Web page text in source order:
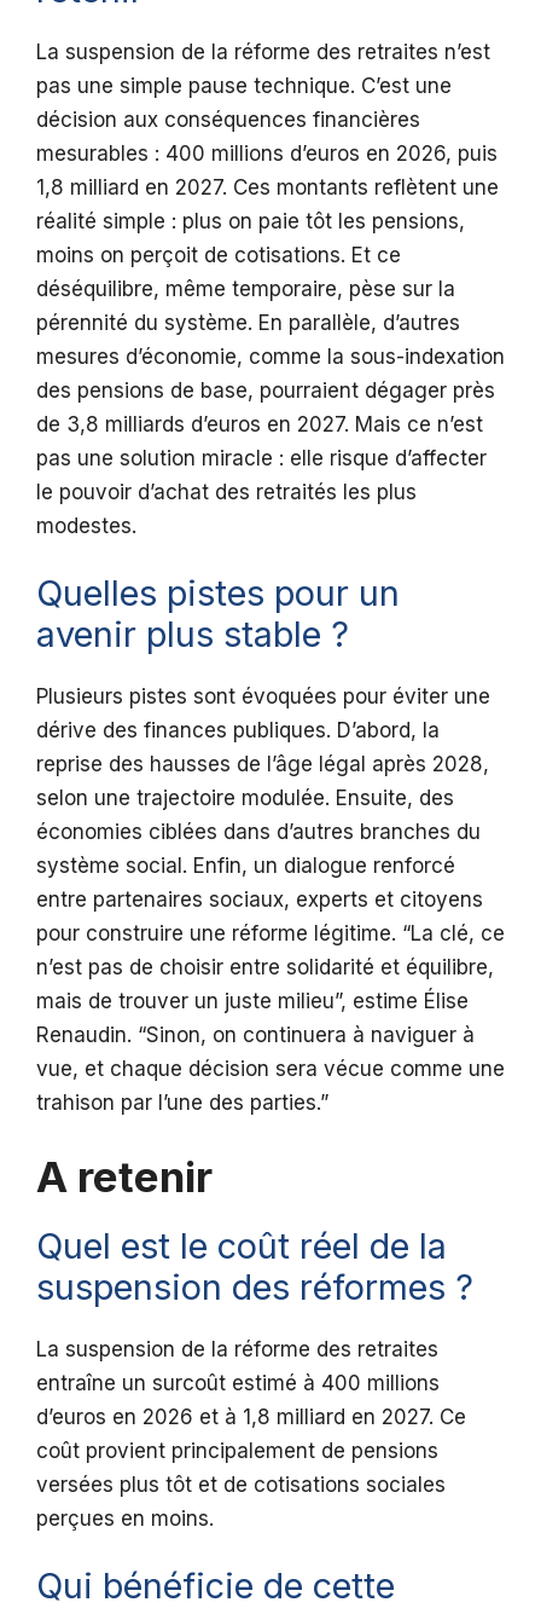
La suspension de la réforme des retraites n’est
pas une simple pause technique. C’est une
décision aux conséquences financières
mesurables : 400 millions d’euros en 2026, puis
1,8 milliard en 2027. Ces montants reflètent une
réalité simple : plus on paie tôt les pensions,
moins on perçoit de cotisations. Et ce
déséquilibre, même temporaire, pèse sur la
pérennité du système. En parallèle, d’autres
mesures d’économie, comme la sous-indexation
des pensions de base, pourraient dégager près
de 3,8 milliards d’euros en 2027. Mais ce n’est
pas une solution miracle : elle risque d’affecter
le pouvoir d’achat des retraités les plus
modestes.
Quelles pistes pour un
avenir plus stable ?
Plusieurs pistes sont évoquées pour éviter une
dérive des finances publiques. D’abord, la
reprise des hausses de l’âge légal après 2028,
selon une trajectoire modulée. Ensuite, des
économies ciblées dans d’autres branches du
système social. Enfin, un dialogue renforcé
entre partenaires sociaux, experts et citoyens
pour construire une réforme légitime. “La clé, ce
n’est pas de choisir entre solidarité et équilibre,
mais de trouver un juste milieu”, estime Élise
Renaudin. “Sinon, on continuera à naviguer à
vue, et chaque décision sera vécue comme une
trahison par l’une des parties.”
A retenir
Quel est le coût réel de la
suspension des réformes ?
La suspension de la réforme des retraites
entraîne un surcoût estimé à 400 millions
d’euros en 2026 et à 1,8 milliard en 2027. Ce
coût provient principalement de pensions
versées plus tôt et de cotisations sociales
perçues en moins.
Qui bénéficie de cette